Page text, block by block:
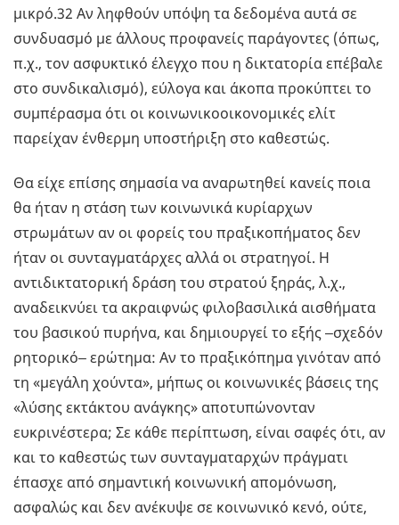
μικρό.32 Αν ληφθούν υπόψη τα δεδομένα αυτά σε
συνδυασμό με άλλους προφανείς παράγοντες (όπως,
π.χ., τον ασφυκτικό έλεγχο που η δικτατορία επέβαλε
στο συνδικαλισμό), εύλογα και άκοπα προκύπτει το
συμπέρασμα ότι οι κοινωνικοοικονομικές ελίτ
παρείχαν ένθερμη υποστήριξη στο καθεστώς.
Θα είχε επίσης σημασία να αναρωτηθεί κανείς ποια
θα ήταν η στάση των κοινωνικά κυρίαρχων
στρωμάτων αν οι φορείς του πραξικοπήματος δεν
ήταν οι συνταγματάρχες αλλά οι στρατηγοί. Η
αντιδικτατορική δράση του στρατού ξηράς, λ.χ.,
αναδεικνύει τα ακραιφνώς φιλοβασιλικά αισθήματα
του βασικού πυρήνα, και δημιουργεί το εξής ‒σχεδόν
ρητορικό‒ ερώτημα: Αν το πραξικόπημα γινόταν από
τη «μεγάλη χούντα», μήπως οι κοινωνικές βάσεις της
«λύσης εκτάκτου ανάγκης» αποτυπώνονταν
ευκρινέστερα; Σε κάθε περίπτωση, είναι σαφές ότι, αν
και το καθεστώς των συνταγματαρχών πράγματι
έπασχε από σημαντική κοινωνική απομόνωση,
ασφαλώς και δεν ανέκυψε σε κοινωνικό κενό, ούτε,